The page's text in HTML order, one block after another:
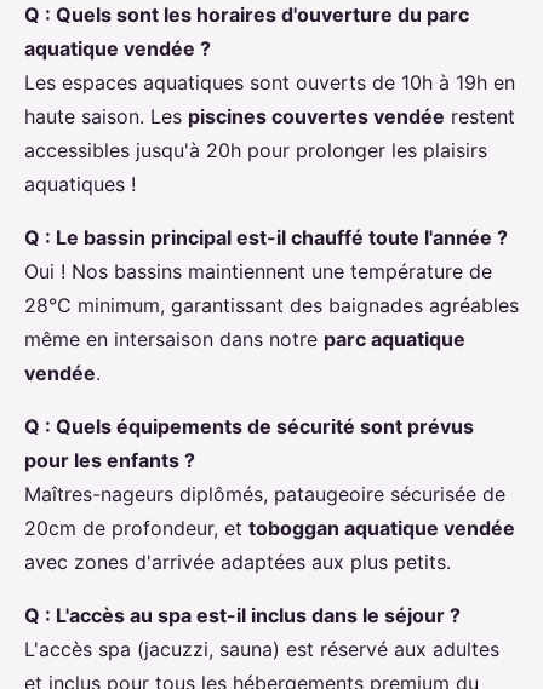
Q : Quels sont les horaires d'ouverture du parc
aquatique vendée ?
Les espaces aquatiques sont ouverts de 10h à 19h en
haute saison. Les piscines couvertes vendée restent
accessibles jusqu'à 20h pour prolonger les plaisirs
aquatiques !
Q : Le bassin principal est-il chauffé toute l'année ?
Oui ! Nos bassins maintiennent une température de
28°C minimum, garantissant des baignades agréables
même en intersaison dans notre parc aquatique
vendée.
Q : Quels équipements de sécurité sont prévus
pour les enfants ?
Maîtres-nageurs diplômés, pataugeoire sécurisée de
20cm de profondeur, et toboggan aquatique vendée
avec zones d'arrivée adaptées aux plus petits.
Q : L'accès au spa est-il inclus dans le séjour ?
L'accès spa (jacuzzi, sauna) est réservé aux adultes
et inclus pour tous les hébergements premium du